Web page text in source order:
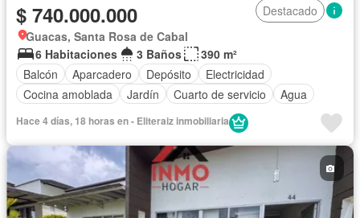
$ 740.000.000
Destacado
Guacas, Santa Rosa de Cabal
6 Habitaciones
3 Baños
390 m²
Balcón
Aparcadero Depósito
Electricidad
Cocina amoblada
Jardín Cuarto de servicio Agua
Hace 4 días, 18 horas en - Eliteraiz inmobiliaria